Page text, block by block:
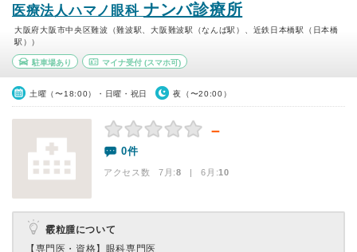
医療法人ハマノ眼科 ナンバ診療所
大阪府大阪市中央区難波（難波駅、大阪難波駅（なんば駅）、近鉄日本橋駅（日本橋
駅））
駐車場あり マイナ受付(スマホ可)
土曜（〜18:00）・日曜・祝日 夜（〜20:00）
－
0件
アクセス数 7月:8 | 6月:10
霰粒腫について
【専門医・資格】 眼科専門医